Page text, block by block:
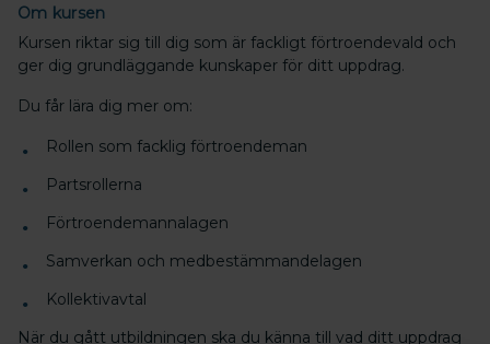
Om kursen
Kursen riktar sig till dig som är fackligt förtroendevald och
ger dig grundläggande kunskaper för ditt uppdrag.
Du får lära dig mer om:
Rollen som facklig förtroendeman
Partsrollerna
Förtroendemannalagen
Samverkan och medbestämmandelagen
Kollektivavtal
När du gått utbildningen ska du känna till vad ditt uppdrag